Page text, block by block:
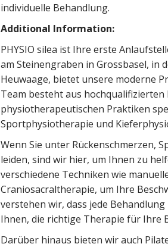
individuelle Behandlung.
Additional Information:
PHYSIO silea ist Ihre erste
am Steinengraben in Grossbasel, in
Heuwaage, bietet unsere moderne
Team besteht aus hochqualifizierten
physiotherapeutischen Praktiken
Sportphysiotherapie und
Wenn Sie unter Rückenschmerzen,
leiden, sind wir hier, um Ihnen zu
verschiedene Techniken wie
Craniosacraltherapie, um Ihre
verstehen wir, dass jede
Ihnen, die richtige Therapie für Ihre
Darüber hinaus bieten wir auch